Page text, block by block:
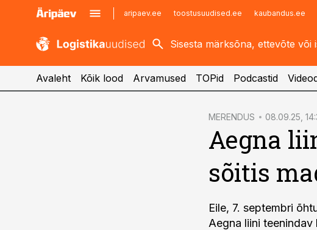
aripaev.ee toostusuudised.ee kaubandus.ee
kaubandus.ee
kinnisvarauudised.ee
imelineajalugu.ee
Avaleht Kõik lood Arvamused TOPid Podcastid
MERENDUS 08.09.25,
Aegna
sõitis
Eile, 7. septembri
Aegna liini